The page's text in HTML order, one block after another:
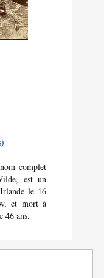
complet
est un
le 16
et mort à
46 ans.